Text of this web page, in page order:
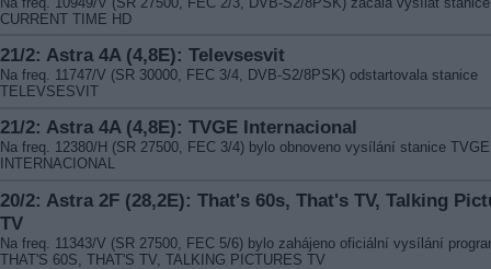
CURRENT TIME HD
21/2: Astra 4A (4,8E): Televsesvit
Na freq. 11747/V (SR 30000, FEC 3/4, DVB-S2/8PSK) odstartovala stanice
TELEVSESVIT
21/2: Astra 4A (4,8E): TVGE Internacional
Na freq. 12380/H (SR 27500, FEC 3/4) bylo obnoveno vysílání stanice TVGE
INTERNACIONAL
20/2: Astra 2F (28,2E): That's 60s, That's TV, Talking
TV
Na freq. 11343/V (SR 27500, FEC 5/6) bylo zahájeno oficiální vysílání
THAT'S 60S, THAT'S TV, TALKING PICTURES TV